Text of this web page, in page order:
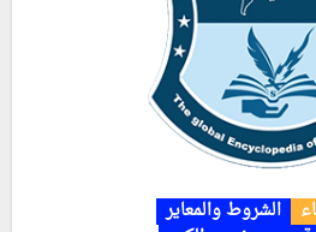
الشروط والمعاير